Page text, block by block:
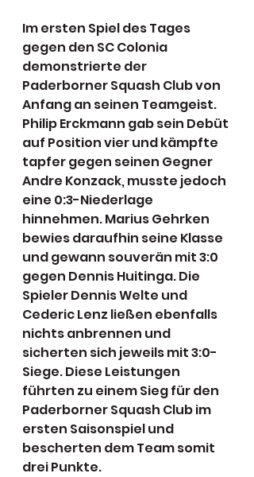
Im ersten Spiel des Tages
gegen den SC Colonia
demonstrierte der
Paderborner Squash Club von
Anfang an seinen Teamgeist.
Philip Erckmann gab sein Debüt
auf Position vier und kämpfte
tapfer gegen seinen Gegner
Andre Konzack, musste jedoch
eine 0:3-Niederlage
hinnehmen. Marius Gehrken
bewies daraufhin seine Klasse
und gewann souverän mit 3:0
gegen Dennis Huitinga. Die
Spieler Dennis Welte und
Cederic Lenz ließen ebenfalls
nichts anbrennen und
sicherten sich jeweils mit 3:0-
Siege. Diese Leistungen
führten zu einem Sieg für den
Paderborner Squash Club im
ersten Saisonspiel und
bescherten dem Team somit
drei Punkte.